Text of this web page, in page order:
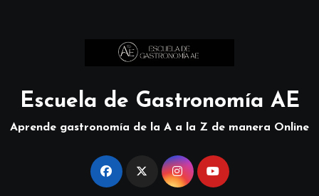
Escuela de Gastronomía AE
Aprende gastronomía de la A a la Z de manera Online